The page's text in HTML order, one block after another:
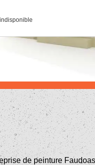
indisponible
de peinture Faudoas